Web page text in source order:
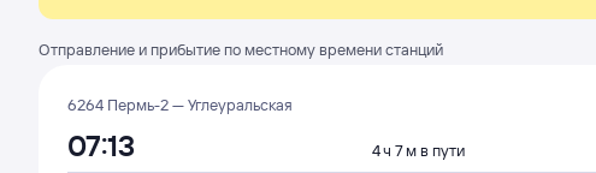
Отправление и прибытие по местному времени станций
6264 Пермь-2 — Углеуральская
07:13 4 ч 7 м в пути